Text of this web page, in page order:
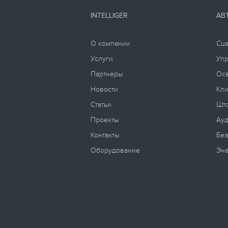
INTELLIGER
О компании
Услуги
Партнеры
Новости
Статьи
Проекты
Контакты
Оборудование